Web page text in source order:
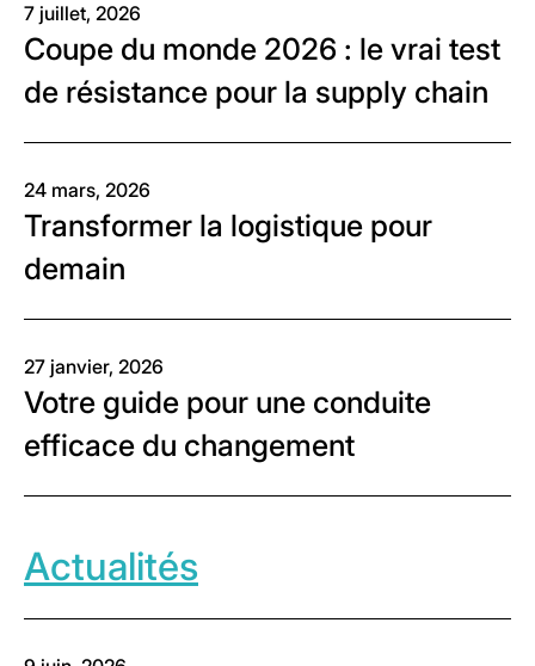
7 juillet, 2026
Coupe du monde 2026 : le vrai test
de résistance pour la supply chain
24 mars, 2026
Transformer la logistique pour
demain
27 janvier, 2026
Votre guide pour une conduite
efficace du changement
Actualités